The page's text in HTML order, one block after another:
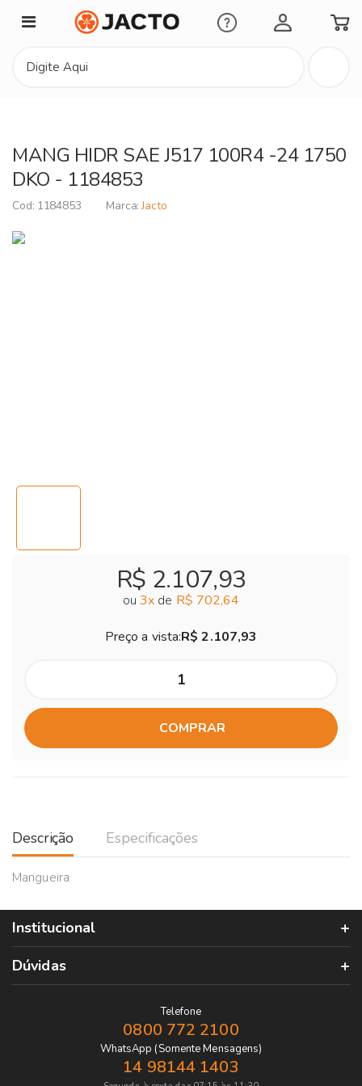
Minha Conta
MANG HIDR SAE J517 100R4 -24 1750
DKO - 1184853
1184853 Jacto
R$ 2.107,93
ou 3x de R$ 702,64
Preço a vista:R$ 2.107,93
COMPRAR
Descrição Especificações
Mangueira
Institucional
Dúvidas
Telefone
0800 772 2100
WhatsApp (Somente Mensagens)
14 98144 1403